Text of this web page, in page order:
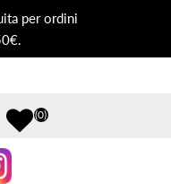
per ordini
(0)